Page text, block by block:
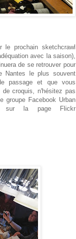
le prochain sketchcrawl
avec la saison),
de se retrouver pour
Nantes le plus souvent
passage et que vous
croquis, n'hésitez pas
groupe Facebook Urban
sur la page Flickr